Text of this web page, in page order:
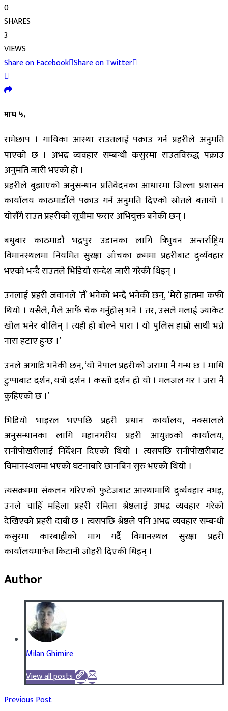
0
SHARES
3
VIEWS
Share on Facebook Share on Twitter
माघ ५,
रामेछाप । गायिका आस्था राउतलाई पक्राउ गर्न प्रहरीले अनुमति
पाएको छ । अभद्र व्यवहार सम्बन्धी कसुरमा राउतविरुद्ध पक्राउ
अनुमति जारी भएको हो ।
प्रहरीले बुझाएको अनुसन्धान प्रतिवेदनका आधारमा जिल्ला प्रशासन
कार्यालय काठमाडौंले पक्राउ गर्न अनुमति दिएको स्रोतले बतायो ।
योसँगै राउत प्रहरीको सूचीमा फरार अभियुक्त बनेकी छन् ।
बधुबार काठमाडौ भद्रपुर उडानका लागि त्रिभुवन अन्तर्राष्ट्रिय
विमानस्थलमा नियमित सुरक्षा जाँचका क्रममा प्रहरीबाट दुर्व्यवहार
भएको भन्दै राउतले भिडियो सन्देश जारी गरेकी थिइन् ।
उनलाई प्रहरी जवानले ‘तँ’ भनेको भन्दै भनेकी छन्, ‘मेरो हातमा कफी
थियो । यसैले, मैले आफैं चेक गर्नुहोस् भने । तर, उसले मलाई ज्याकेट
खोल भनेर बोलिन् । त्यही हो बोल्ने पारा । यो पुुलिस हाम्रो साथी भन्ने
नारा हटाए हुन्छ ।’
उनले अगाडि भनेकी छन्, ‘यो नेपाल प्रहरीको जरामा नै गन्ध छ । माथि
टुप्पाबाट दर्शन, यत्रो दर्शन । कस्तो दर्शन हो यो । मलजल गर । जरा नै
कुहिएको छ ।’
भिडियो भाइरल भएपछि प्रहरी प्रधान कार्यालय, नक्सालले
अनुसन्धानका लागि महानगरीय प्रहरी आयुक्तको कार्यालय,
रानीपोखरीलाई निर्देशन दिएको थियो । त्यसपछि रानीपोखरीबाट
विमानस्थलमा भएको घटनाबारे छानबिन सुरु भएको थियो ।
त्यसक्रममा संकलन गरिएको फुटेजबाट आस्थामाथि दुर्व्यवहार नभइ,
उनले चाहिँ महिला प्रहरी रमिला श्रेष्ठलाई अभद्र व्यवहार गरेको
देखिएको प्रहरी दाबी छ । त्यसपछि श्रेष्ठले पनि अभद्र व्यवहार सम्बन्धी
कसुरमा कारबाहीको माग गर्दै विमानस्थल सुरक्षा प्रहरी
कार्यालयमार्फत किटानी जोहरी दिएकी थिइन् ।
Author
Milan Ghimire
View all posts
Previous Post